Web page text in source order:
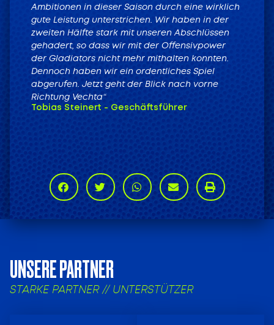
Ambitionen in dieser Saison durch eine wirklich
gute Leistung unterstrichen. Wir haben in der
zweiten Hälfte stark mit unseren Abschlüssen
gehadert, so dass wir mit der Offensivpower
der Gladiators nicht mehr mithalten konnten.
Dennoch haben wir ein ordentliches Spiel
abgerufen. Jetzt geht der Blick nach vorne
Richtung Vechta“
Tobias Steinert - Geschäftsführer
UNSERE PARTNER
STARKE PARTNER // UNTERSTÜTZER